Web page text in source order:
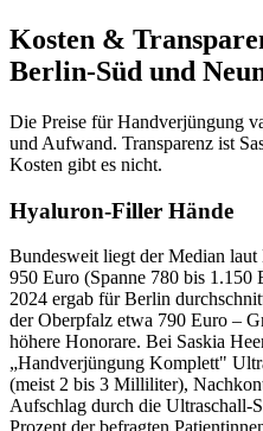
Kosten &
Berlin-Süd und
Die Preise für Handverjüngung
und Aufwand. Transparenz ist
Kosten gibt es nicht.
Hyaluron-Filler Hände
Bundesweit liegt der Median
950 Euro (Spanne 780 bis 1.150
2024 ergab für Berlin
der Oberpfalz etwa 790 Euro –
höhere Honorare. Bei Saskia
„Handverjüngung Komplett"
(meist 2 bis 3 Milliliter),
Aufschlag durch die Ultraschall-